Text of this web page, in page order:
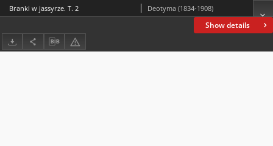
Show details
Branki w jassyrze. T. 2 Deotyma (1834-1908)